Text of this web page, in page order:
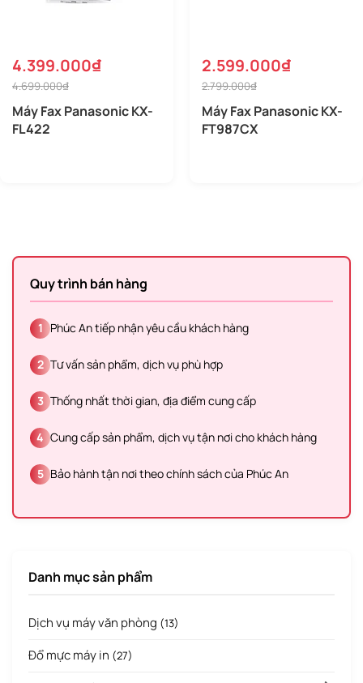
4.399.000₫
4.699.000₫
Máy Fax Panasonic KX-
FL422
2.599.000₫
2.799.000₫
Máy Fax Panasonic KX-
FT987CX
Quy trình bán hàng
1 Phúc An tiếp nhận yêu cầu khách hàng
2 Tư vấn sản phẩm, dịch vụ phù hợp
3 Thống nhất thời gian, địa điểm cung cấp
4 Cung cấp sản phẩm, dịch vụ tận nơi cho khách hàng
5 Bảo hành tận nơi theo chính sách của Phúc An
Danh mục sản phẩm
Dịch vụ máy văn phòng (13)
Đổ mực máy in (27)